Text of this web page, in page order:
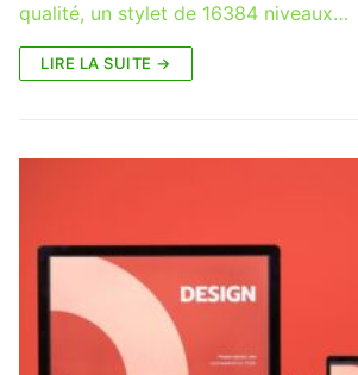
qualité, un stylet de 16384 niveaux…
LIRE LA SUITE →